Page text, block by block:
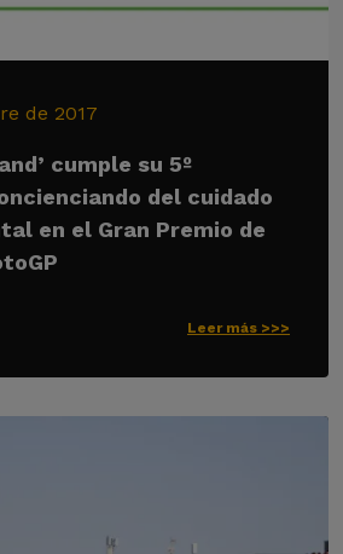
de 2017
cumple su 5º
del cuidado
en el Gran Premio de
Leer más >>>